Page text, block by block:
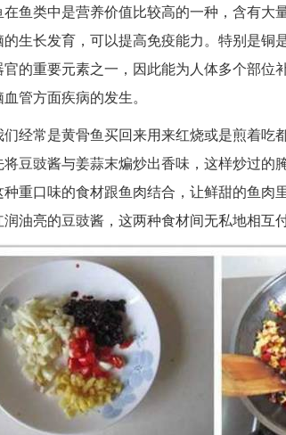
在鱼类中是营养价值比较高的一种，含有
生长发育，可以提高免疫能力。特别是
的重要元素之一，因此能为人体多个部
管方面疾病的发生。
们经常是黄骨鱼买回来用来红烧或是煎着吃
豆豉酱与姜蒜末煸炒出香味，这样炒过
重口味的食材跟鱼肉结合，让鲜甜的鱼
油亮的豆豉酱，这两种食材间无私地相互